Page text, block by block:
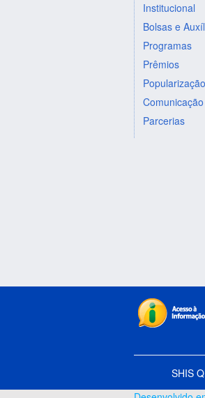
Institucional
Bolsas e
Programas
Prêmios
Comunicação
Parcerias
SHIS